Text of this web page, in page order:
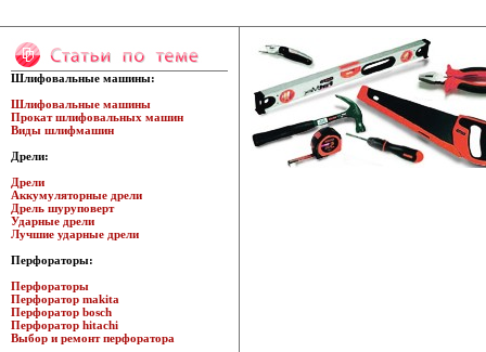
Шлифовальные машины:
Шлифовальные машины
Прокат шлифовальных машин
Виды шлифмашин
Дрели:
Дрели
Аккумуляторные дрели
Дрель шуруповерт
Ударные дрели
Лучшие ударные дрели
Перфораторы:
Перфораторы
Перфоратор makita
Перфоратор bosch
Перфоратор hitachi
Выбор и ремонт перфоратора